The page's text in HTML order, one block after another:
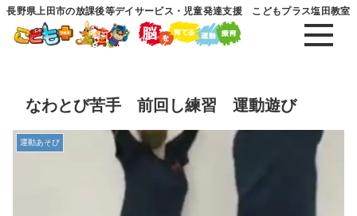
長野県上田市の放課後等デイサービス・児童発達支援 こどもプラス塩田教室
なわとび苦手 前回し練習 運動遊び
運動あそび